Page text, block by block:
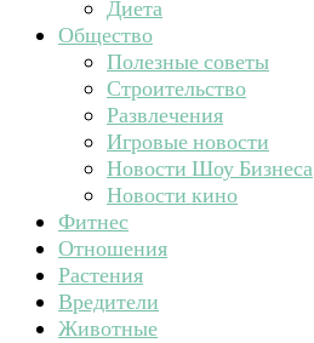
Диета
Общество
Полезные советы
Строительство
Развлечения
Игровые новости
Новости Шоу Бизнеса
Новости кино
Фитнес
Отношения
Растения
Вредители
Животные